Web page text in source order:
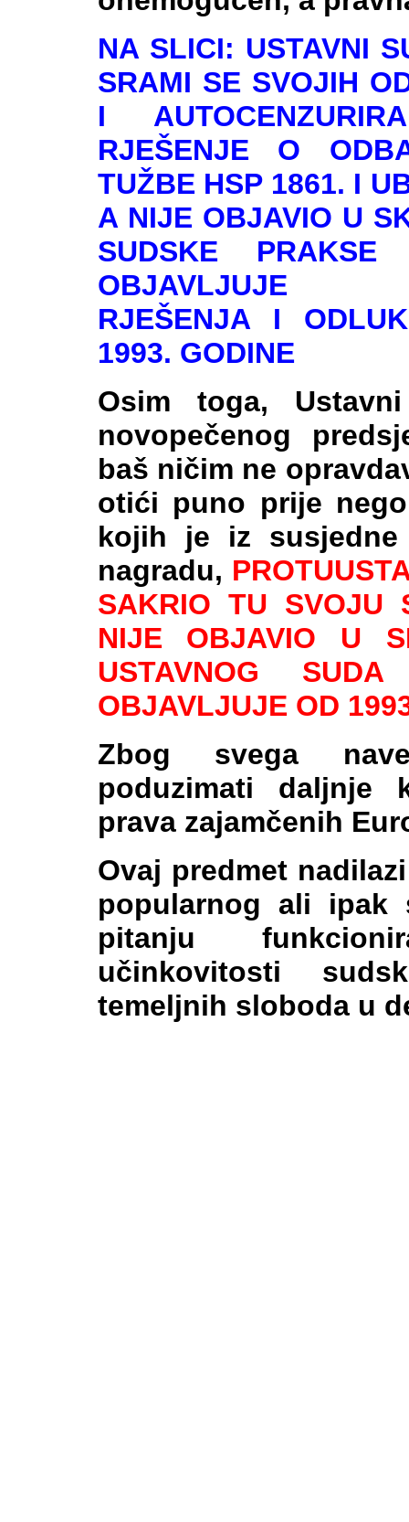
NA SLICI: USTAVNI
SRAMI SE SVOJIH
I
RJEŠENJE O
TUŽBE HSP 1861. I
A NIJE OBJAVIO U
SUDSKE PRAKSE
OBJAVLJUJE
RJEŠENJA I
1993. GODINE
Osim toga,
novopečenog
baš ničim ne
otići puno prije
kojih je iz susjedne
nagradu,
SAKRIO TU SVOJU
NIJE OBJAVIO U
USTAVNOG
OBJAVLJUJE OD
Zbog svega
poduzimati daljnje
prava zajamčenih
Ovaj predmet
popularnog ali
pitanju
učinkovitosti
temeljnih sloboda u